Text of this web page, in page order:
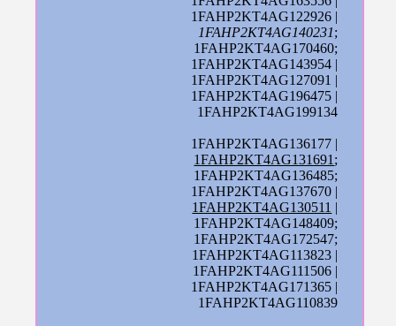
1FAHP2KT4AG122926 |
1FAHP2KT4AG140231;
1FAHP2KT4AG170460;
1FAHP2KT4AG143954 |
1FAHP2KT4AG127091 |
1FAHP2KT4AG196475 |
1FAHP2KT4AG199134
1FAHP2KT4AG136177 |
1FAHP2KT4AG131691;
1FAHP2KT4AG136485;
1FAHP2KT4AG137670 |
1FAHP2KT4AG130511
1FAHP2KT4AG148409;
1FAHP2KT4AG172547;
1FAHP2KT4AG113823 |
1FAHP2KT4AG111506 |
1FAHP2KT4AG171365 |
1FAHP2KT4AG110839